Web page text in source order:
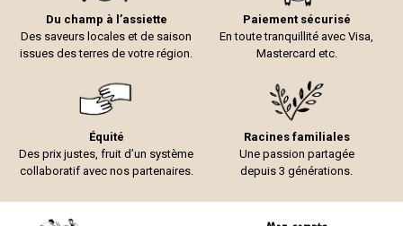
Du champ à l’assiette
Des saveurs locales et de saison
issues des terres de votre région.
Paiement sécurisé
En toute tranquillité avec Visa,
Mastercard etc.
Équité
Des prix justes, fruit d’un système
collaboratif avec nos partenaires.
Racines familiales
Une passion partagée
depuis 3 générations.